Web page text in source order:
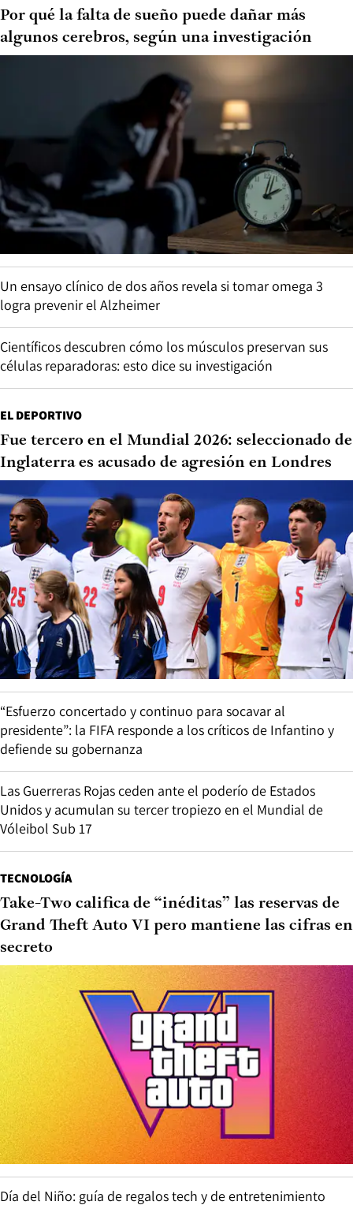
Por qué la falta de sueño puede dañar más
algunos cerebros, según una investigación
Un ensayo clínico de dos años revela si tomar omega 3
logra prevenir el Alzheimer
Científicos descubren cómo los músculos preservan sus
células reparadoras: esto dice su investigación
EL DEPORTIVO
Fue tercero en el Mundial 2026: seleccionado de
Inglaterra es acusado de agresión en Londres
“Esfuerzo concertado y continuo para socavar al
presidente”: la FIFA responde a los críticos de Infantino y
defiende su gobernanza
Las Guerreras Rojas ceden ante el poderío de Estados
Unidos y acumulan su tercer tropiezo en el Mundial de
Vóleibol Sub 17
TECNOLOGÍA
Take-Two califica de “inéditas” las reservas de
Grand Theft Auto VI pero mantiene las cifras en
secreto
Día del Niño: guía de regalos tech y de entretenimiento